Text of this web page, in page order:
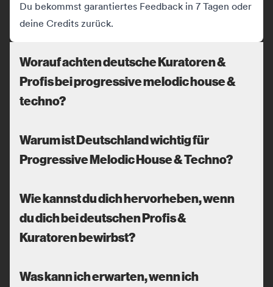
Du bekommst garantiertes Feedback in 7 Tagen oder
deine Credits zurück.
Worauf achten deutsche Kuratoren &
Profis bei progressive melodic house &
techno?
Warum ist Deutschland wichtig für
Progressive Melodic House & Techno?
Wie kannst du dich hervorheben, wenn
du dich bei deutschen Profis &
Kuratoren bewirbst?
Was kann ich erwarten, wenn ich